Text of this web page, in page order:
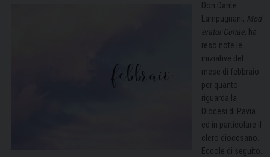
Don Dante
Lampugnani, Mod
erator Curiae, ha
reso note le
iniziative del
mese di febbraio
per quanto
riguarda la
Diocesi di Pavia
ed in particolare il
clero diocesano.
Eccole di seguito.